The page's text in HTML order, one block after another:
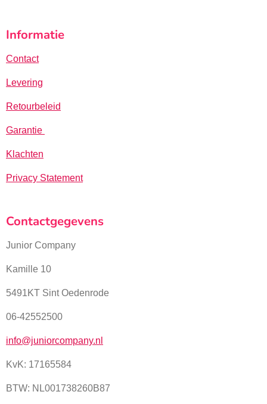
Informatie
Contact
Levering
Retourbeleid
Garantie
Klachten
Privacy Statement
Contactgegevens
Junior Company
Kamille 10
5491KT Sint Oedenrode
06-42552500
info@juniorcompany.nl
KvK: 17165584
BTW: NL001738260B87